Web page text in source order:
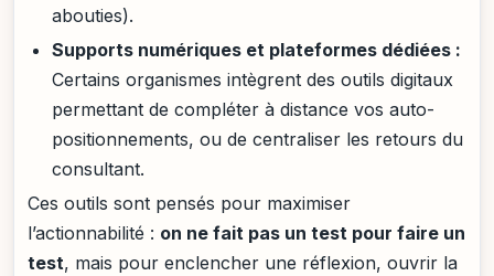
abouties).
Supports numériques et plateformes dédiées :
Certains organismes intègrent des outils digitaux
permettant de compléter à distance vos auto-
positionnements, ou de centraliser les retours du
consultant.
Ces outils sont pensés pour maximiser
l’actionnabilité : on ne fait pas un test pour faire un
test, mais pour enclencher une réflexion, ouvrir la